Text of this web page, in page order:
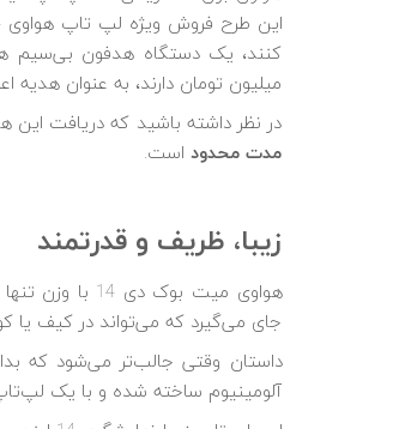
میلیون تومان دارند، به عنوان هدیه
در نظر داشته باشید که دریافت این
مدت محدوداست.
زیبا، ظریف و قدرتمند
جای می‌گیرد که می‌تواند در کیف یا
داستان وقتی جالب‌تر می‌شود که
آلومینیوم ساخته شده و با یک